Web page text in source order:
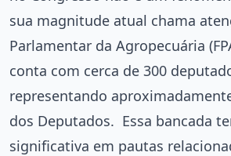
sua magnitude atual chama
Parlamentar da Agropecuária
conta com cerca de 300
representando
dos Deputados. Essa bancada
significativa em pautas